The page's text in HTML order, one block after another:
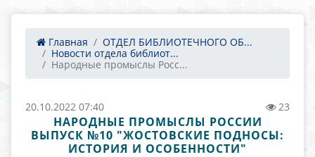
Главная
ОТДЕЛ БИБЛИОТЕЧНОГО ОБ...
Новости отдела библиот...
Народные промыслы Росс...
20.10.2022 07:40 23
НАРОДНЫЕ ПРОМЫСЛЫ РОССИИ
ВЫПУСК №10 "ЖОСТОВСКИЕ ПОДНОСЫ:
ИСТОРИЯ И ОСОБЕННОСТИ"